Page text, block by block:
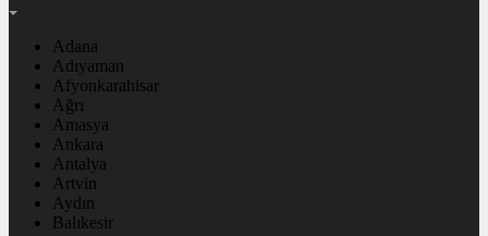
Adana
Adıyaman
Afyonkarahisar
Ağrı
Amasya
Ankara
Antalya
Artvin
Aydın
Balıkesir